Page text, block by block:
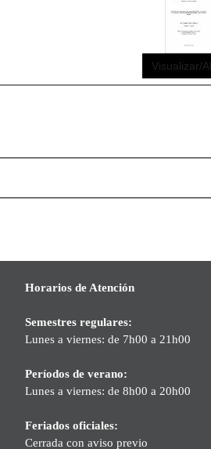
Visualizar/
Horarios de Atención
Semestres regulares:
Lunes a viernes: de 7h00 a 21h00
Períodos de verano:
Lunes a viernes: de 8h00 a 20h00
Feriados oficiales:
Cerrada con aviso previo